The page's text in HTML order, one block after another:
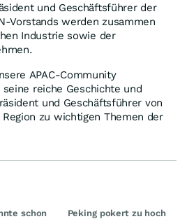
und Geschäftsführer der
Vorstands werden zusammen
Industrie sowie der
APAC-Community
reiche Geschichte und
und Geschäftsführer von
zu wichtigen Themen der
schon
Peking pokert zu hoch